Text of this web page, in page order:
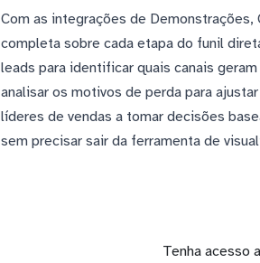
Com as integrações de
completa sobre cada etapa do funil
leads para identificar quais canais
analisar os motivos de perda para
líderes de vendas a tomar decisões
sem precisar sair da ferramenta de
Tenha acesso